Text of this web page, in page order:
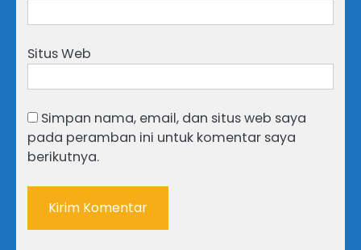
Situs Web
Simpan nama, email, dan situs web saya
pada peramban ini untuk komentar saya
berikutnya.